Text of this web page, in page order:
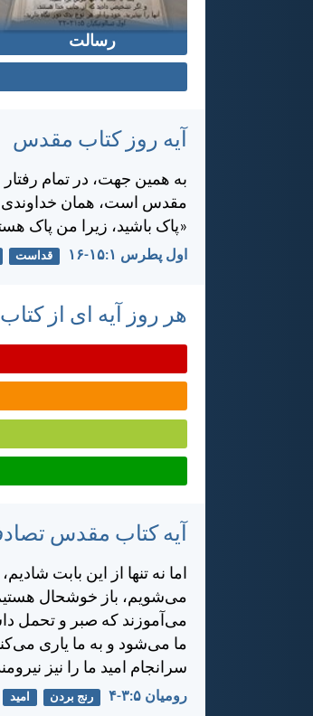
رسالت
آیه روز کتاب مقدس
به همين جهت، در تمام رفتار
مقدس است، همان خداوندی
«پاک باشيد، زيرا من پاک
اول پطرس ۱:‏۱۵-‏۱۶ قداست
هر روز آیه ای از
آیه کتاب مقدس
اما نه تنها از اين بابت
می‌شويم، باز خوشحال هستيم
می‌آموزند كه صبر و تحمل
ما می‌شود و به ما ياری می‌كند
سرانجام اميد ما را نيز
رومیان ۵:‏۳-‏۴ رنج بردن امید